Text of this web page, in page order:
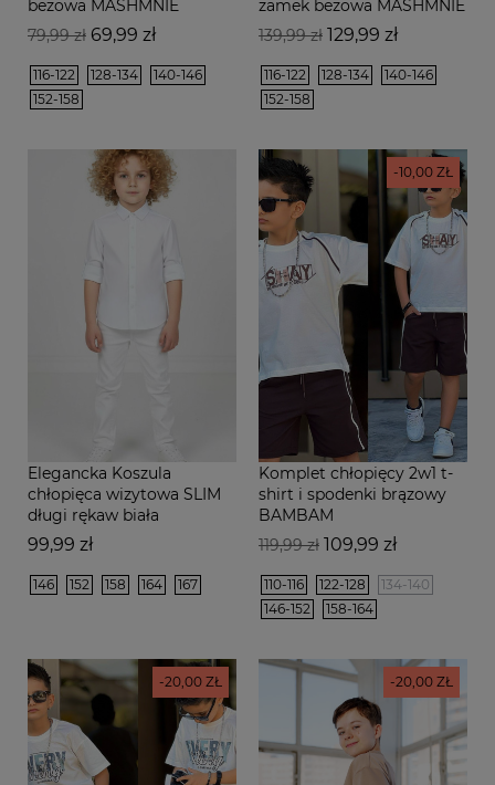
beżowa MASHMNIE
Cena
79,99 zł Cena
69,99 zł
116-122 128-134
140-146
152-158
zamek beżowa MASHMNIE
Cena
139,99 zł Cena
129,99 zł
116-122 128-134
140-146
152-158
Elegancka Koszula
chłopięca wizytowa SLIM
długi rękaw biała
Cena
99,99 zł
146 152 158 164 167
Komplet chłopięcy 2w1 t-
shirt i spodenki brązowy
BAMBAM
Cena
119,99 zł Cena
109,99 zł
-10,00 ZŁ
110-116 122-128
134-140
146-152
158-164
-20,00 ZŁ -20,00 ZŁ